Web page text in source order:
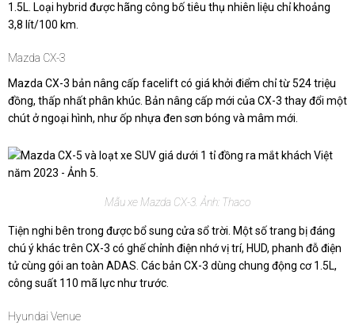
1.5L. Loại hybrid được hãng công bố tiêu thụ nhiên liệu chỉ khoảng
3,8 lít/100 km.
Mazda CX-3
Mazda CX-3 bản nâng cấp facelift có giá khởi điểm chỉ từ 524 triệu
đồng, thấp nhất phân khúc. Bản nâng cấp mới của CX-3 thay đổi một
chút ở ngoại hình, như ốp nhựa đen sơn bóng và mâm mới.
Mẫu xe Mazda CX-3. Ảnh: Thaco
Tiện nghi bên trong được bổ sung cửa sổ trời. Một số trang bị đáng
chú ý khác trên CX-3 có ghế chỉnh điện nhớ vị trí, HUD, phanh đỗ điện
tử cùng gói an toàn ADAS. Các bản CX-3 dùng chung động cơ 1.5L,
công suất 110 mã lực như trước.
Hyundai Venue